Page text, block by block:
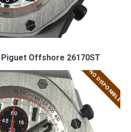
Piguet Offshore 26170ST
NO DISPONIBLE